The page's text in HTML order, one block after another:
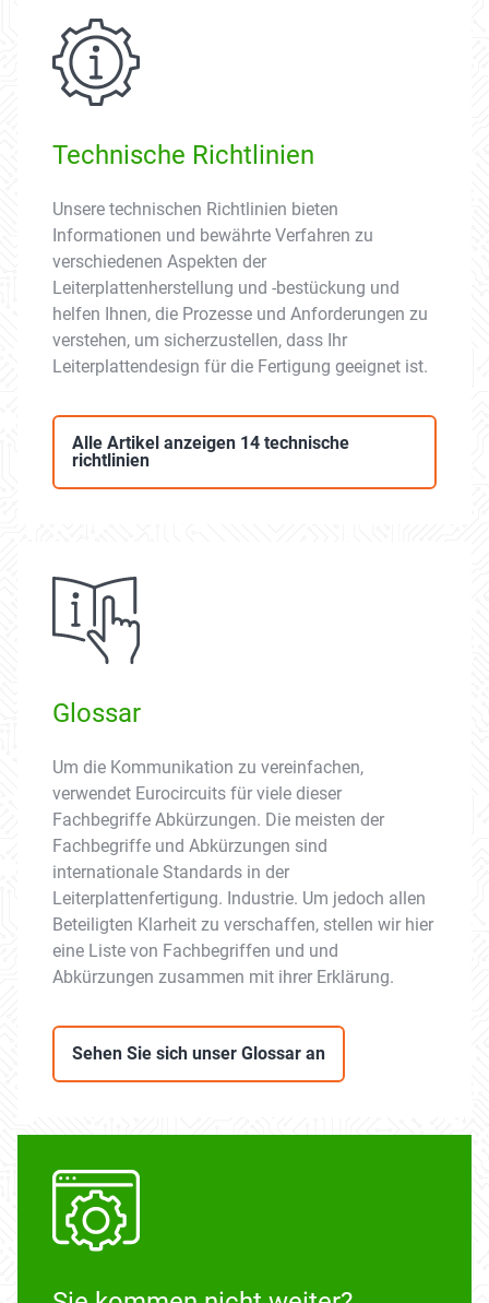
Technische Richtlinien
Unsere technischen Richtlinien bieten
Informationen und bewährte Verfahren zu
verschiedenen Aspekten der
Leiterplattenherstellung und -bestückung und
helfen Ihnen, die Prozesse und Anforderungen zu
verstehen, um sicherzustellen, dass Ihr
Leiterplattendesign für die Fertigung geeignet ist.
Alle Artikel anzeigen 14 technische
richtlinien
Glossar
Um die Kommunikation zu vereinfachen,
verwendet Eurocircuits für viele dieser
Fachbegriffe Abkürzungen. Die meisten der
Fachbegriffe und Abkürzungen sind
internationale Standards in der
Leiterplattenfertigung. Industrie. Um jedoch allen
Beteiligten Klarheit zu verschaffen, stellen wir hier
eine Liste von Fachbegriffen und und
Abkürzungen zusammen mit ihrer Erklärung.
Sehen Sie sich unser Glossar an